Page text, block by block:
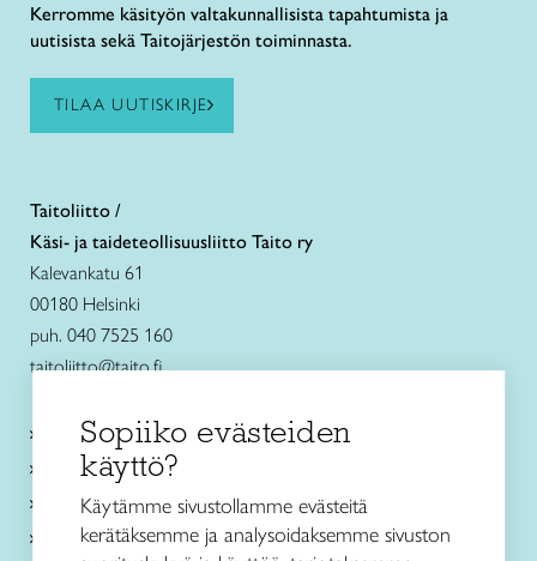
Kerromme käsityön valtakunnallisista tapahtumista ja
uutisista sekä Taitojärjestön toiminnasta.
TILAA UUTISKIRJE
Taitoliitto /
Käsi- ja taideteollisuusliitto Taito ry
Kalevankatu 61
00180 Helsinki
puh. 040 7525 160
taitoliitto@taito.fi
Käsityökurssit ja koulutus
Ajankohtaista
Käsityöohjeet
Me olemme Taito
Sopiiko evästeiden
käyttö?
Käytämme sivustollamme evästeitä
kerätäksemme ja analysoidaksemme sivuston